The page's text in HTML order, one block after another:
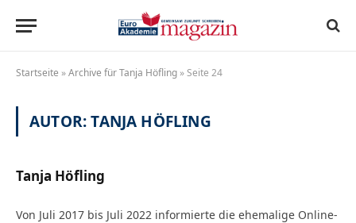
Startseite »Archive für Tanja Höfling »Seite 24
AUTOR:TANJA HÖFLING
Tanja Höfling
Von Juli 2017 bis Juli 2022 informierte die ehemalige Online-